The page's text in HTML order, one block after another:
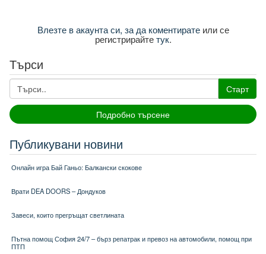
Влезте в акаунта си, за да коментиратеили се
регистрирайтетук.
Търси
Старт
Подробно търсене
Публикувани новини
Онлайн игра Бай Ганьо: Балкански скокове
Врати DEA DOORS – Дондуков
Завеси, които прегръщат светлината
Пътна помощ София 24/7 – бърз репатрак и превоз на автомобили, помощ при
ПТП